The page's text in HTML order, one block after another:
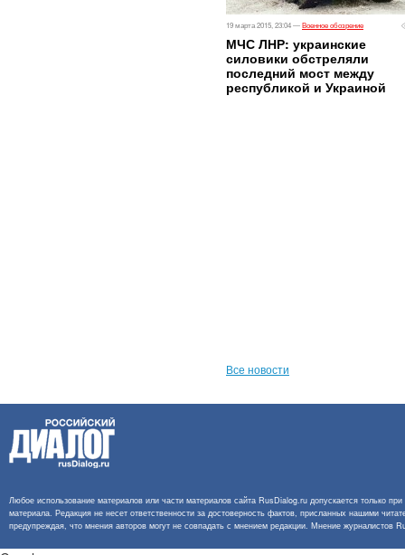
19 марта 2015, 23:04 —Военное обозрение
МЧС ЛНР: украинские
силовики обстреляли
последний мост между
республикой и Украиной
Все новости
Любое использование материалов или части материалов сайта RusDialog.ru допускается только
материала. Редакция не несет ответственности за достоверность фактов, присланных нашими
предупреждая, что мнения авторов могут не совпадать с мнением редакции. Мнение журналистов